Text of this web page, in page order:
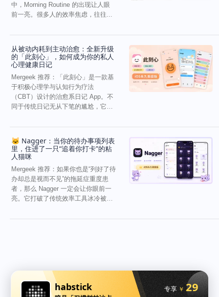
habstick 专享 ￥ 29
中，Morning Routine 的出现让人眼
前一亮。很多人的效率焦虑，往往...
从被动内耗到主动治愈：全新升级
的「此刻心」，如何成为你的私人
心理健康日记
Mergeek 推荐：「此刻心」是一款基
于积极心理学与认知行为疗法
（CBT）设计的治愈系日记 App。不
同于传统日记无从下笔的尴尬，它通
🐱 Nagger：当你的待办事项列表
里，住进了一只“追着你打卡”的粘
人猫咪
Mergeek 推荐：如果你也是“列好了待
办却总是视而不见”的拖延症重度患
者，那么 Nagger 一定会让你眼前一
亮。它打破了传统效率工具冰冷被动